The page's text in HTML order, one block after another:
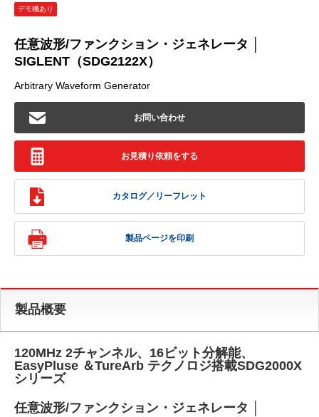
デモ機あり
任意波形/ファンクション・ジェネレータ │
SIGLENT（SDG2122X）
Arbitrary Waveform Generator
お問い合わせ
お見積り依頼をする
カタログ／リーフレット
製品ページを印刷
製品概要
120MHz 2チャンネル、16ビット分解能、
EasyPluse ＆TureArb テクノロジ搭載SDG2000X
シリーズ
任意波形/ファンクション・ジェネレータ │